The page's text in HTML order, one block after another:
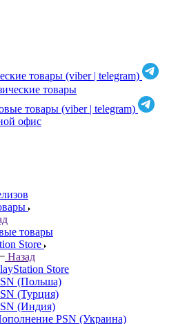
товары (viber | telegram)
товары
товары (viber | telegram)
офис
товары
Store
Назад
Store
(Польша)
(Турция)
(Индия)
PSN (Украина)